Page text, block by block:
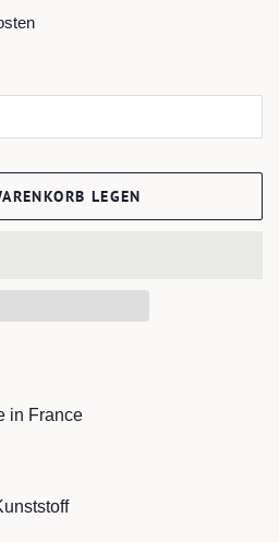
LEGEN
in France